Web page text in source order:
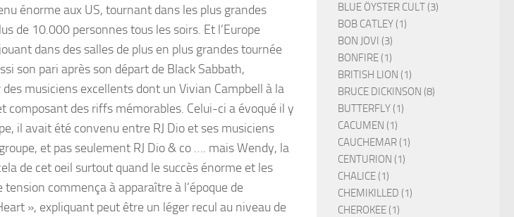
énorme aux US, tournant dans les plus grandes
de 10.000 personnes tous les soirs. Et l’Europe
dans des salles de plus en plus grandes tournée
son pari après son départ de Black Sabbath,
musiciens excellents dont un Vivian Campbell à la
composant des riffs mémorables. Celui-ci a évoqué il y
il avait été convenu entre RJ Dio et ses musiciens
et pas seulement RJ Dio & co …. mais Wendy, la
de cet oeil surtout quand le succès énorme et les
commença à apparaître à l’époque de
», expliquant peut être un léger recul au niveau de
BLUE ÖYSTER CULT (3)
BOB CATLEY (1)
BON JOVI (3)
BONFIRE (1)
BRITISH LION (1)
BRUCE DICKINSON (8)
BUTTERFLY (1)
CACUMEN (1)
CAUCHEMAR (1)
CENTURION (1)
CHALICE (1)
CHEMIKILLED (1)
CHEROKEE (1)